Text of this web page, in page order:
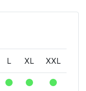
L XL XXL